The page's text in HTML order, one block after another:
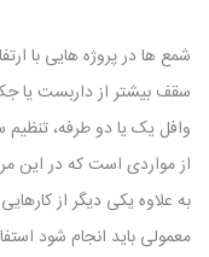
سقف بیشتر از داربست یا
وافل یک یا دو طرفه،
از مواردی است که در این
به علاوه یکی دیگر از
معمولی باید انجام شود